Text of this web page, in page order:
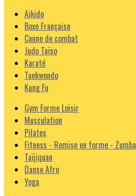
Aikido
Boxe Française
Canne de combat
Judo Taïso
Karaté
Taekwondo
Kung Fu
Gym Forme Loisir
Musculation
Pilates
Fitness - Remise en forme - Zumba
Taïjiquan
Danse Afro
Yoga